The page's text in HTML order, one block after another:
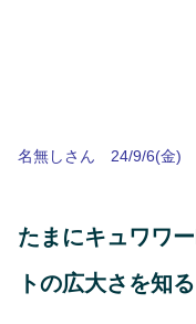
名無しさん 24/9/6(金)
たまにキュワワ
トの広大さを知る